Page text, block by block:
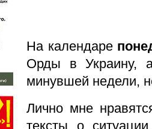
На календаре
Орды в Украину,
минувшей недели,
Лично мне
тексты о